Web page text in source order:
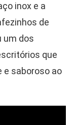
inox e a
de
um dos
que
e saboroso ao